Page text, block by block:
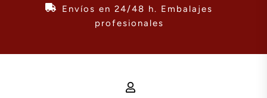
Envíos en 24/48 h. Embalajes
profesionales